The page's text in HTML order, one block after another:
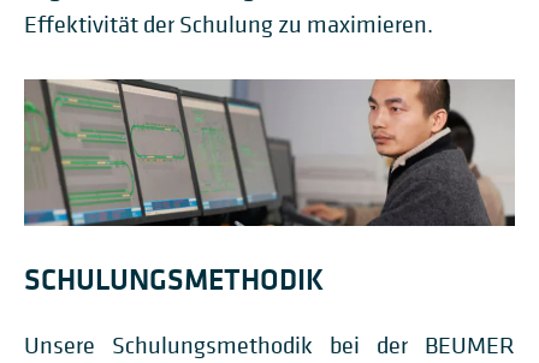
Effektivität der Schulung zu maximieren.
SCHULUNGSMETHODIK
Unsere Schulungsmethodik bei der BEUMER